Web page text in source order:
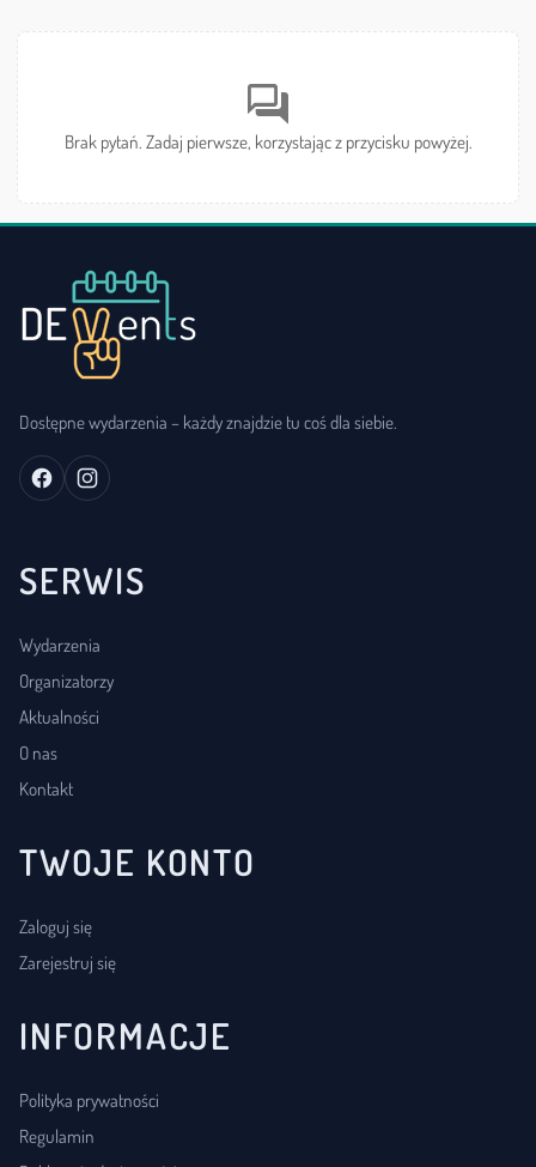
forum
Brak pytań. Zadaj pierwsze, korzystając z przycisku powyżej.
Dostępne wydarzenia – każdy znajdzie tu coś dla siebie.
SERWIS
Wydarzenia
Organizatorzy
Aktualności
O nas
Kontakt
TWOJE KONTO
Zaloguj się
Zarejestruj się
INFORMACJE
Polityka prywatności
Regulamin